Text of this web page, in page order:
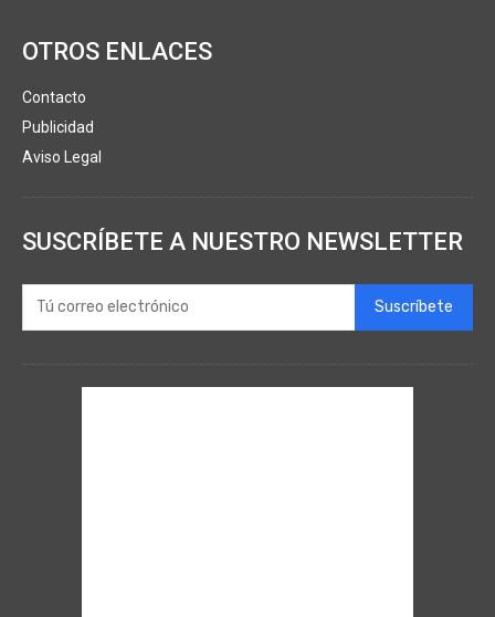
OTROS ENLACES
Contacto
Publicidad
Aviso Legal
SUSCRÍBETE A NUESTRO NEWSLETTER
Suscríbete